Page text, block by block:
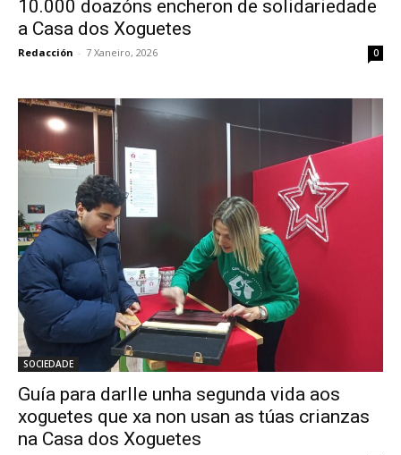
10.000 doazóns encheron de solidariedade
a Casa dos Xoguetes
Redacción - 7 Xaneiro, 2026 0
SOCIEDADE
Guía para darlle unha segunda vida aos
xoguetes que xa non usan as túas crianzas
na Casa dos Xoguetes